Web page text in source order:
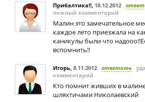
Прибалтика!!, 18.12.2012
ложный комментарий
Малин это замечательное
каждое лето приезжала на
каникулы были что
вспомнить!!
Игорь, 8.11.2012 ответить
комментарий
Кто помнит живших в
шляхтичами Николаевский